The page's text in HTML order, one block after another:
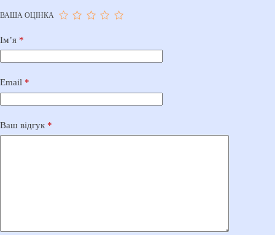
ВАША ОЦІНКА
Ім’я *
Email *
Ваш відгук *